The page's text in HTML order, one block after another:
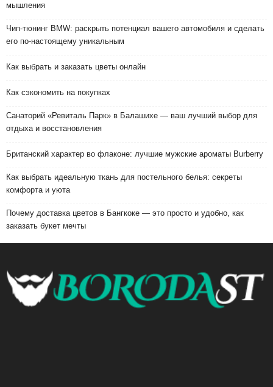
мышления
Чип-тюнинг BMW: раскрыть потенциал вашего автомобиля и сделать
его по-настоящему уникальным
Как выбрать и заказать цветы онлайн
Как сэкономить на покупках
Санаторий «Ревиталь Парк» в Балашихе — ваш лучший выбор для
отдыха и восстановления
Британский характер во флаконе: лучшие мужские ароматы Burberry
Как выбрать идеальную ткань для постельного белья: секреты
комфорта и уюта
Почему доставка цветов в Бангкоке — это просто и удобно, как
заказать букет мечты